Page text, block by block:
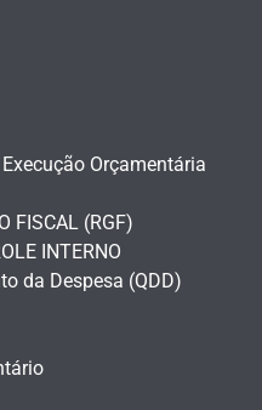
Orçamentária
FISCAL (RGF)
INTERNO
da Despesa (QDD)